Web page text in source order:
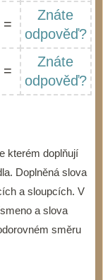
=
Znáte
odpověď?
=
Znáte
odpověď?
kterém doplňují
Doplněná slova
a sloupcích. V
a slova
směru